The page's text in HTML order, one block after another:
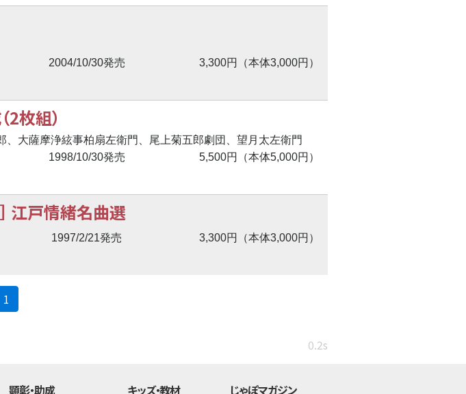
2004/10/30発売
3,300円（本体3,000円）
枚組）
、大薩摩浄絃事柏扇左衛門、尾上菊五郎劇団、望月太左衛門
1998/10/30発売
5,500円（本体5,000円）
江戸情緒名曲選
1997/2/21発売
3,300円（本体3,000円）
1
0.2s
顕彰・助成 キッズ・教材 じゃぽマガジン